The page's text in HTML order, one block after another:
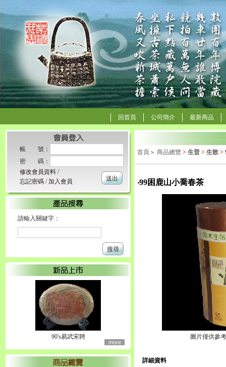
最新商品
公司簡介
回首頁
帳 號：
密 碼：
修改會員資料 /
忘記密碼 /加入會員 送出
請輸入關鍵字：
搜尋
90's易武宋聘
more
首頁 ＞ 商品總覽 > 生普 > 生散 >
‧99困鹿山小喬春茶
圖片僅供參
詳細資料